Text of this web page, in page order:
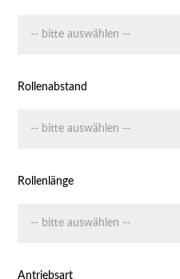
Rollenabstand
Rollenlänge
Antriebsart